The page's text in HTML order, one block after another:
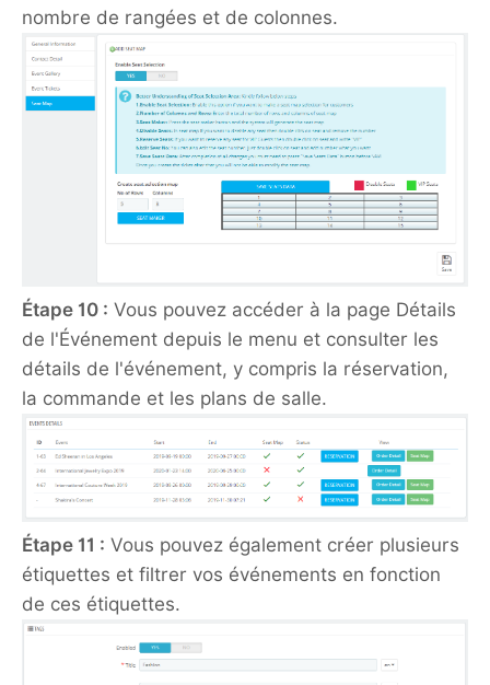
nombre de rangées et de colonnes.
Étape 10 : Vous pouvez accéder à la page Détails
de l'Événement depuis le menu et consulter les
détails de l'événement, y compris la réservation,
la commande et les plans de salle.
Étape 11 : Vous pouvez également créer plusieurs
étiquettes et filtrer vos événements en fonction
de ces étiquettes.